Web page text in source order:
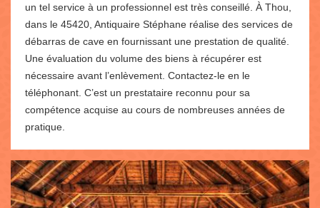
un tel service à un professionnel est très conseillé. À Thou,
dans le 45420, Antiquaire Stéphane réalise des services de
débarras de cave en fournissant une prestation de qualité.
Une évaluation du volume des biens à récupérer est
nécessaire avant l’enlèvement. Contactez-le en le
téléphonant. C’est un prestataire reconnu pour sa
compétence acquise au cours de nombreuses années de
pratique.